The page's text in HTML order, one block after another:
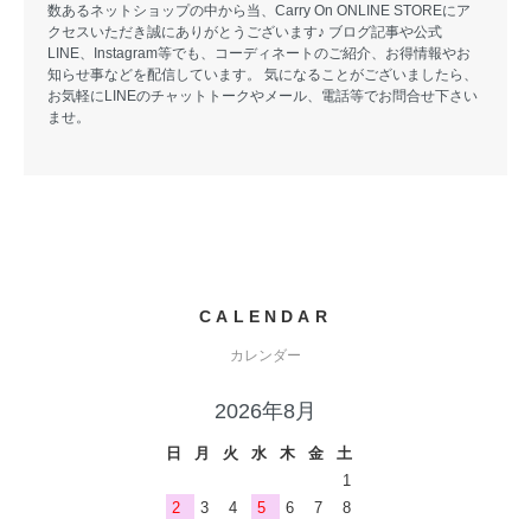
数あるネットショップの中から当、Carry On ONLINE STOREにア
クセスいただき誠にありがとうございます♪ ブログ記事や公式
LINE、Instagram等でも、コーディネートのご紹介、お得情報やお
知らせ事などを配信しています。 気になることがございましたら、
お気軽にLINEのチャットトークやメール、電話等でお問合せ下さい
ませ。
CALENDAR
カレンダー
2026年8月
日 月 火 水 木 金
土
1
2
3 4 5 6 7 8